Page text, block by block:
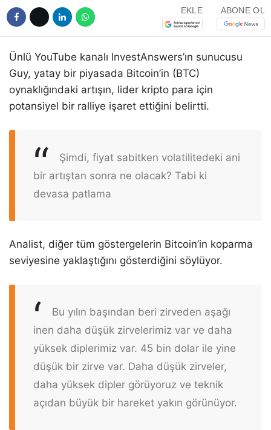
EKLE ABONE OL
Ünlü YouTube kanalı InvestAnswers’ın sunucusu
Guy, yatay bir piyasada Bitcoin’in (BTC)
oynaklığındaki artışın, lider kripto para için
potansiyel bir ralliye işaret ettiğini belirtti.
Şimdi, fiyat sabitken volatilitedeki ani
bir artıştan sonra ne olacak? Tabi ki
devasa patlama
Analist, diğer tüm göstergelerin Bitcoin’in koparma
seviyesine yaklaştığını gösterdiğini söylüyor.
Bu yılın başından beri zirveden aşağı
inen daha düşük zirvelerimiz var ve daha
yüksek diplerimiz var. 45 bin dolar ile yine
düşük bir zirve var. Daha düşük zirveler,
daha yüksek dipler görüyoruz ve teknik
açıdan büyük bir hareket yakın görünüyor.